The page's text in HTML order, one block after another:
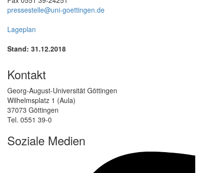
pressestelle@uni-goettingen.de
Lageplan
Stand: 31.12.2018
Kontakt
Georg-August-Universität Göttingen
Wilhelmsplatz 1 (Aula)
37073 Göttingen
Tel. 0551 39-0
Soziale Medien